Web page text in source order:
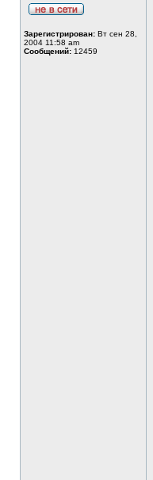
Зарегистрирован: Вт сен 28,
2004 11:58 am
Сообщений: 12459